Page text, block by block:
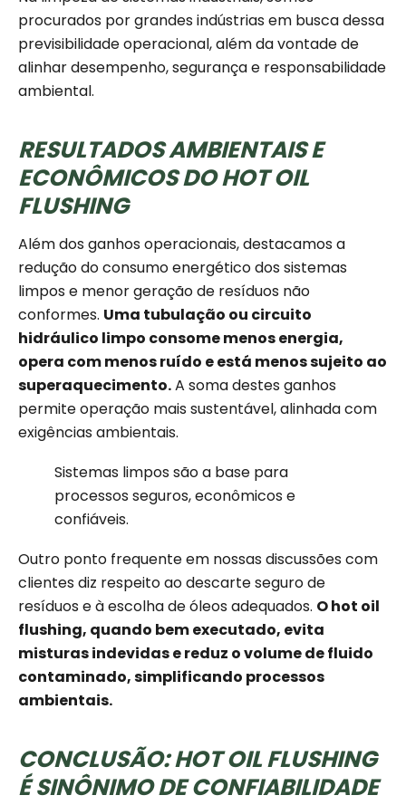
procurados por grandes indústrias em busca dessa
previsibilidade operacional, além da vontade de
alinhar desempenho, segurança e responsabilidade
ambiental.
RESULTADOS AMBIENTAIS E
ECONÔMICOS DO HOT OIL
FLUSHING
Além dos ganhos operacionais, destacamos a
redução do consumo energético dos sistemas
limpos e menor geração de resíduos não
conformes. Uma tubulação ou circuito
hidráulico limpo consome menos energia,
opera com menos ruído e está menos sujeito ao
superaquecimento.A soma destes ganhos
permite operação mais sustentável, alinhada com
exigências ambientais.
Sistemas limpos são a base para
processos seguros, econômicos e
confiáveis.
Outro ponto frequente em nossas discussões com
clientes diz respeito ao descarte seguro de
resíduos e à escolha de óleos adequados. O hot oil
flushing, quando bem executado, evita
misturas indevidas e reduz o volume de fluido
contaminado, simplificando processos
ambientais.
CONCLUSÃO: HOT OIL FLUSHING
É SINÔNIMO DE CONFIABILIDADE